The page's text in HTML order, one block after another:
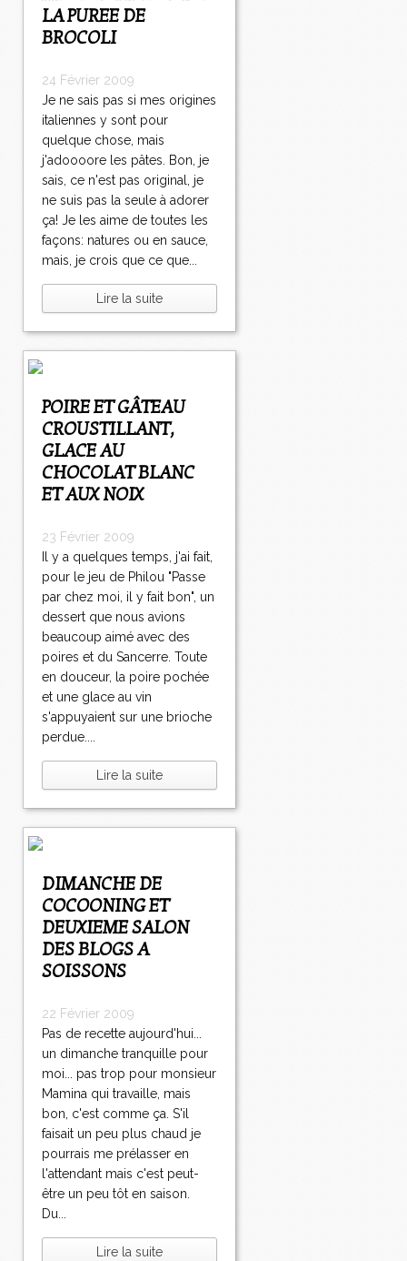
LA PUREE DE
BROCOLI
24 Février 2009
Je ne sais pas si mes origines
italiennes y sont pour
quelque chose, mais
j'adoooore les pâtes. Bon, je
sais, ce n'est pas original, je
ne suis pas la seule à adorer
ça! Je les aime de toutes les
façons: natures ou en sauce,
mais, je crois que ce que...
Lire la suite
POIRE ET GÂTEAU
CROUSTILLANT,
GLACE AU
CHOCOLAT BLANC
ET AUX NOIX
23 Février 2009
Il y a quelques temps, j'ai fait,
pour le jeu de Philou "Passe
par chez moi, il y fait bon", un
dessert que nous avions
beaucoup aimé avec des
poires et du Sancerre. Toute
en douceur, la poire pochée
et une glace au vin
s'appuyaient sur une brioche
perdue....
Lire la suite
DIMANCHE DE
COCOONING ET
DEUXIEME SALON
DES BLOGS A
SOISSONS
22 Février 2009
Pas de recette aujourd'hui...
un dimanche tranquille pour
moi... pas trop pour monsieur
Mamina qui travaille, mais
bon, c'est comme ça. S'il
faisait un peu plus chaud je
pourrais me prélasser en
l'attendant mais c'est peut-
être un peu tôt en saison.
Du...
Lire la suite